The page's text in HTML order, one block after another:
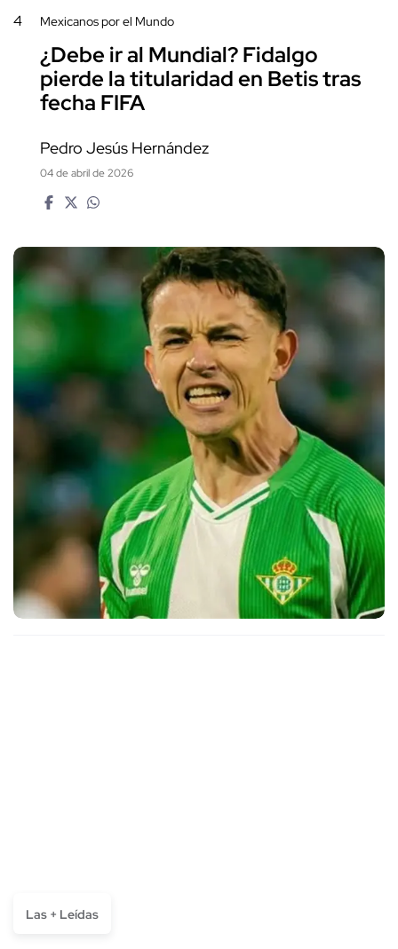
4 Mexicanos por el Mundo
¿Debe ir al Mundial? Fidalgo
pierde la titularidad en Betis tras
fecha FIFA
Pedro Jesús Hernández
04 de abril de 2026
Las + Leídas